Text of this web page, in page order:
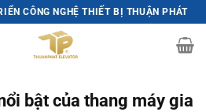
CÔNG NGHỆ THIẾT BỊ THUẬN PHÁT
bật của thang máy gia